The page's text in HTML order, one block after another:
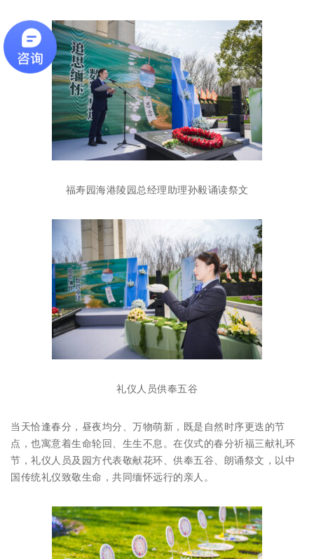
福寿园海港陵园总经理助理孙毅诵读祭文
礼仪人员供奉五谷
当天恰逢春分，昼夜均分、万物萌新，既是自然时序更迭的节
点，也寓意着生命轮回、生生不息。在仪式的春分祈福三献礼环
节，礼仪人员及园方代表敬献花环、供奉五谷、朗诵祭文，以中
国传统礼仪致敬生命，共同缅怀远行的亲人。